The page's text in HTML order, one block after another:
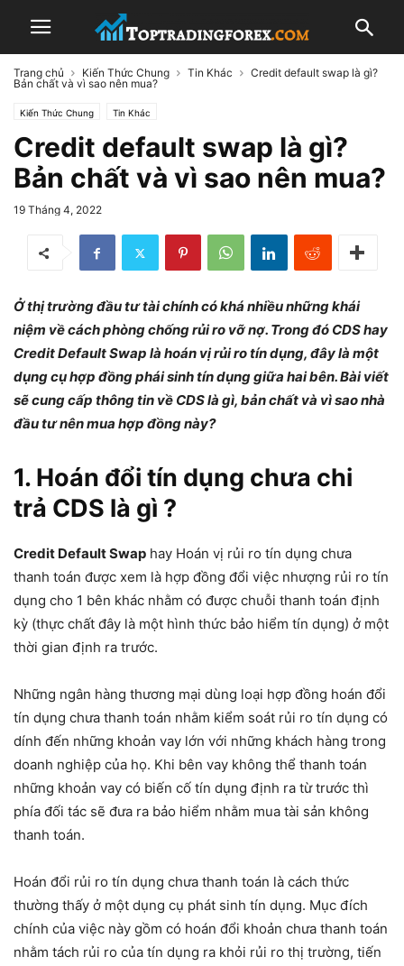
Trang chủ Kiến Thức Chung Tin Khác
Credit default swap là gì?
Bản chất và vì sao nên mua?
Kiến Thức Chung Tin Khác
Credit default swap là gì?
Bản chất và vì sao nên mua?
19 Tháng 4, 2022
Ở thị trường đầu tư tài chính có khá nhiều những khái
niệm về cách phòng chống rủi ro vỡ nợ. Trong đó CDS hay
Credit Default Swap là hoán vị rủi ro tín dụng, đây là một
dụng cụ hợp đồng phái sinh tín dụng giữa hai bên. Bài viết
sẽ cung cấp thông tin về CDS là gì, bản chất và vì sao nhà
đầu tư nên mua hợp đồng này?
1. Hoán đổi tín dụng chưa chi
trả CDS là gì ?
Credit Default Swap hay Hoán vị rủi ro tín dụng chưa
thanh toán được xem là hợp đồng đổi việc nhượng rủi ro tín
dụng cho 1 bên khác nhằm có được chuỗi thanh toán định
kỳ (thực chất đây là một hình thức bảo hiểm tín dụng) ở một
thời gian định ra trước.
Những ngân hàng thương mại dùng loại hợp đồng hoán đổi
tín dụng chưa thanh toán nhằm kiểm soát rủi ro tín dụng có
dính đến những khoản vay lớn với những khách hàng trong
doanh nghiệp của họ. Khi bên vay không thể thanh toán
những khoản vay có biến cố tín dụng định ra từ trước thì
phía đối tác sẽ đưa ra bảo hiểm nhằm mua tài sản không
thanh toán.
Hoán đổi rủi ro tín dụng chưa thanh toán là cách thức
thường thấy ở một dụng cụ phát sinh tín dụng. Mục đích
chính của việc này gồm có hoán đổi khoản chưa thanh toán
nhằm tách rủi ro của tín dụng ra khỏi rủi ro thị trường, tiến